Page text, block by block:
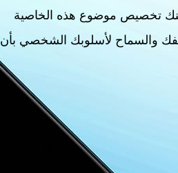
تخصيص موضوع هذه الخاصية
والسماح لأسلوبك الشخصي بأن